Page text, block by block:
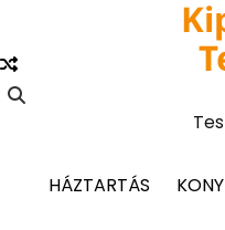
content
HÁZTARTÁS